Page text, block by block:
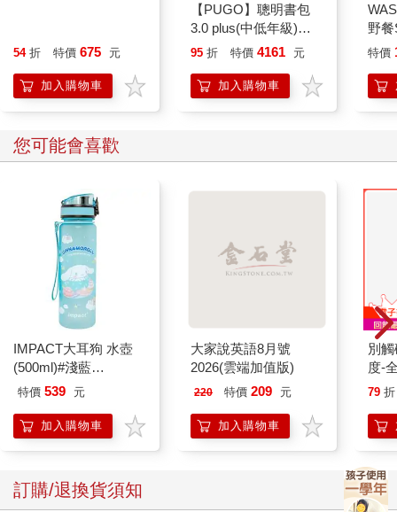
憾。全書裡的每個人生掙扎不是抽象哲學，而是以台灣生活日常
場景作為真實載體，無論淡水老街的微風、咖啡店的呢喃、牙科
診所的消毒水氣味、工廠間的機械運轉聲、喪禮上的紙鶴與蓮
花⋯⋯種種細節鋪墊出濃郁的在地氣息，也承載了普世共感的情
感厚度。
從詩的土壤擴散到小說的風景，古魯的語言在詩意與現實間取得
次分明的蜂蠟與鄉村俚語交融，呈現生活的粗獷質地，閃現著不
同時呼吸，而〈獵人〉裡對細節和人性的洞察，猶如夜空閃爍的
星光，為生存艱難賦予出詩意哲學的深度。
正是這樣的語言，讓濃郁的台灣在地色彩不僅真實，更獨具韻
味。嘉一二○縣道盛放的龍眼花、淡水老街寧靜的漁人碼頭、清明
節掃墓儀式，或喪葬誦經團的低語，一幕幕都是台灣鮮活的生活
景緻，讀者在熟悉中，既能產生共情，還能以此感悟人性的幽
整部小說集富含濃郁的人性反思，邀請閱讀者用溫柔的眼光看待
自己和世界，在無常下尋找希望，在孤獨間發現連結。它讓讀者
明白，對愛情需要理解和包容；對生存，需要珍惜當下；對生
態，要懷抱謙卑跟責任。蔡克俊、「我」、林子厚、劉金宏與李
合起書本沉思，為什麼要讀《婚姻失戀記》？除了故事接地氣之
外，讓人著迷的是，作者古魯文字切入的核心思想，猶如鏡面般
到靈犀相通的點，同時深刻地感受到生命的無常，以及其中不曾
缺席的美好。
紅）（小）
54 折 特價 675 元
加入購物車
【PUGO】聰明書包
3.0 plus(中低年級)雪
紫 全新進化玩美上市
95 折 特價 4161 元
加入購物車
野
芥
特價
您可能會喜歡
IMPACT大耳狗 水壺
(500ml)#淺藍
IMCMB01LB
特價 539 元
加入購物車
大家說英語8月號
2026(雲端加值版)
220 特價 209 元
加入購物車
別
度-
79 折
訂購/退換貨須知